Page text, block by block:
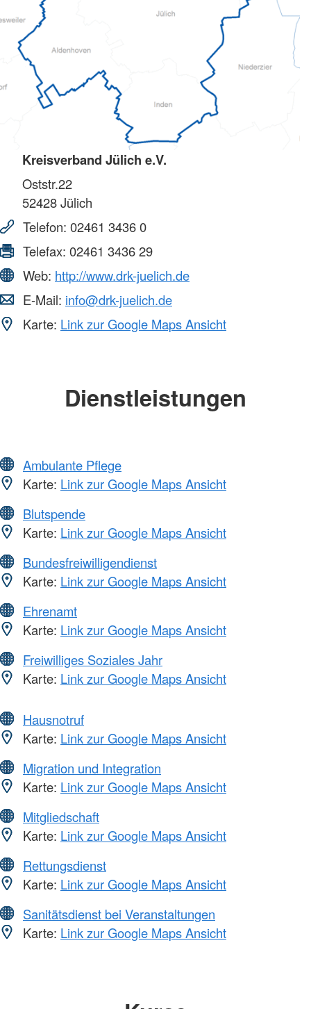
Kreisverband Jülich e.V.
Oststr.22
52428Jülich
Telefon: 02461 3436 0
Telefax: 02461 3436 29
Web: http://www.drk-juelich.de
E-Mail: info@drk-juelich.de
Karte: Link zur Google Maps Ansicht
Dienstleistungen
Ambulante Pflege
Karte: Link zur Google Maps Ansicht
Blutspende
Karte: Link zur Google Maps Ansicht
Bundesfreiwilligendienst
Karte: Link zur Google Maps Ansicht
Ehrenamt
Karte: Link zur Google Maps Ansicht
Freiwilliges Soziales Jahr
Karte: Link zur Google Maps Ansicht
Hausnotruf
Karte: Link zur Google Maps Ansicht
Migration und Integration
Karte: Link zur Google Maps Ansicht
Mitgliedschaft
Karte: Link zur Google Maps Ansicht
Rettungsdienst
Karte: Link zur Google Maps Ansicht
Sanitätsdienst bei Veranstaltungen
Karte: Link zur Google Maps Ansicht